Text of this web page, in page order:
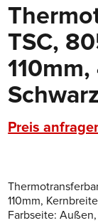
TSC,
Schwarz
Preis
110mm,
Farbseite: